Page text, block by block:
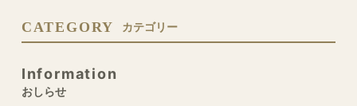
CATEGORY カテゴリー
Information
おしらせ